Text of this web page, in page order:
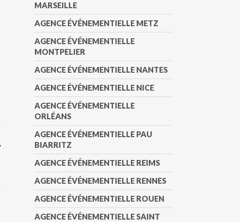
MARSEILLE
AGENCE ÉVÉNEMENTIELLE METZ
AGENCE ÉVÉNEMENTIELLE
MONTPELIER
AGENCE ÉVÉNEMENTIELLE NANTES
AGENCE ÉVÉNEMENTIELLE NICE
AGENCE ÉVÉNEMENTIELLE
ORLÉANS
AGENCE ÉVÉNEMENTIELLE PAU
BIARRITZ
AGENCE ÉVÉNEMENTIELLE REIMS
AGENCE ÉVÉNEMENTIELLE RENNES
AGENCE ÉVÉNEMENTIELLE ROUEN
AGENCE ÉVÉNEMENTIELLE SAINT